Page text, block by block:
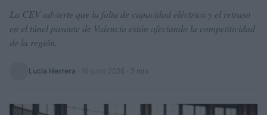
La CEV advierte que la falta de capacidad eléctrica y el retraso
en el túnel pasante de Valencia están afectando la competitividad
de la región.
Lucía Herrera 16 junio 2026 · 3 min